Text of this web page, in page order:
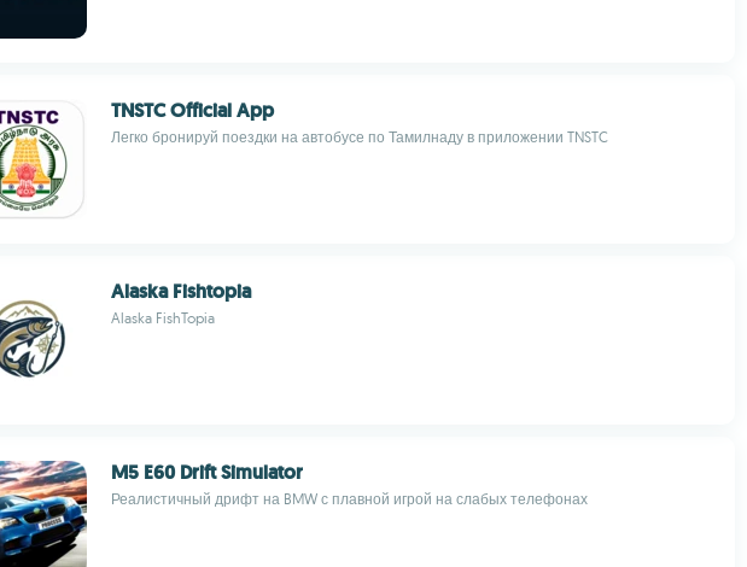
TNSTC Official App
Легко бронируй поездки на автобусе по Тамилнаду в приложении TNSTC
Alaska Fishtopia
Alaska FishTopia
M5 E60 Drift Simulator
Реалистичный дрифт на BMW с плавной игрой на слабых телефонах